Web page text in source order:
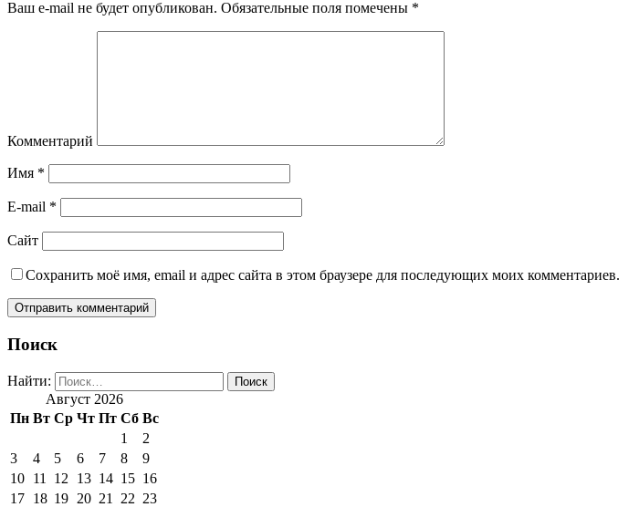
Ваш e-mail не будет опубликован. Обязательные поля помечены *
Комментарий
Имя *
E-mail *
Сайт
Сохранить моё имя, email и адрес сайта в этом браузере для последующих моих комментариев.
Поиск
Найти:
Август 2026
Пн Вт Ср Чт Пт Сб Вс
1
2
3
4 5 6 7 8
9
10 11 12 13 14 15 16
17 18 19 20 21 22 23